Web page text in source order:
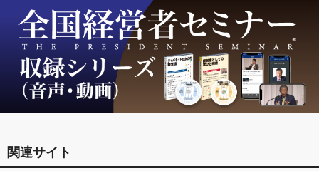
関連サイト